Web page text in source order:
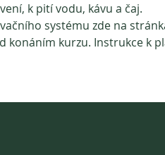
k pití vodu, kávu a čaj.
systému zde na
kurzu. Instrukce k